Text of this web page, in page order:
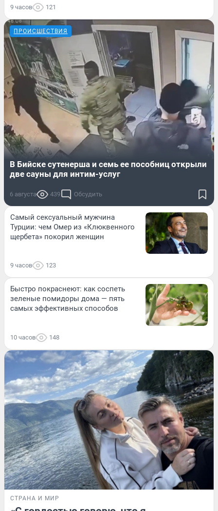
9 часов 121
ПРОИСШЕСТВИЯ
В Бийске сутенерша и семь ее пособниц открыли
две сауны для интим-услуг
6 августа 439 Обсудить
Самый сексуальный мужчина
Турции: чем Омер из «Клюквенного
щербета» покорил женщин
9 часов 123
Быстро покраснеют: как соспеть
зеленые помидоры дома — пять
самых эффективных способов
10 часов 148
СТРАНА И МИР